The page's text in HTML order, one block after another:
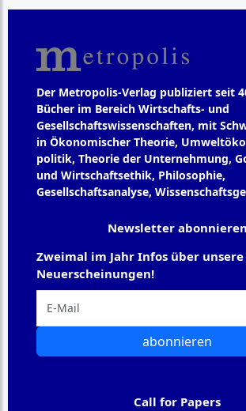
Der Metropolis-Verlag publiziert seit
Bücher im Bereich Wirtschafts- und
Gesellschaftswissenschaften, mit
in Ökonomischer Theorie,
politik, Theorie der Unternehmung,
und Wirtschaftsethik, Philosophie,
Gesellschaftsanalyse,
Newsletter abonnieren
Zweimal im Jahr Infos über unsere
Neuerscheinungen!
abonnieren
Call for Papers